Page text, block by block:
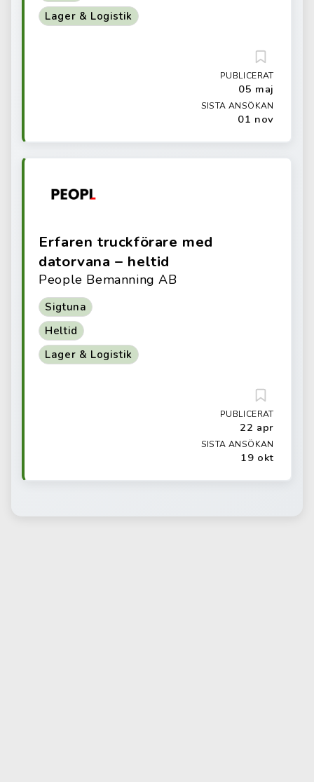
Lager & Logistik
PUBLICERAT
05 maj
SISTA ANSÖKAN
01 nov
Erfaren truckförare med
datorvana – heltid
People Bemanning AB
Sigtuna
Heltid
Lager & Logistik
PUBLICERAT
22 apr
SISTA ANSÖKAN
19 okt